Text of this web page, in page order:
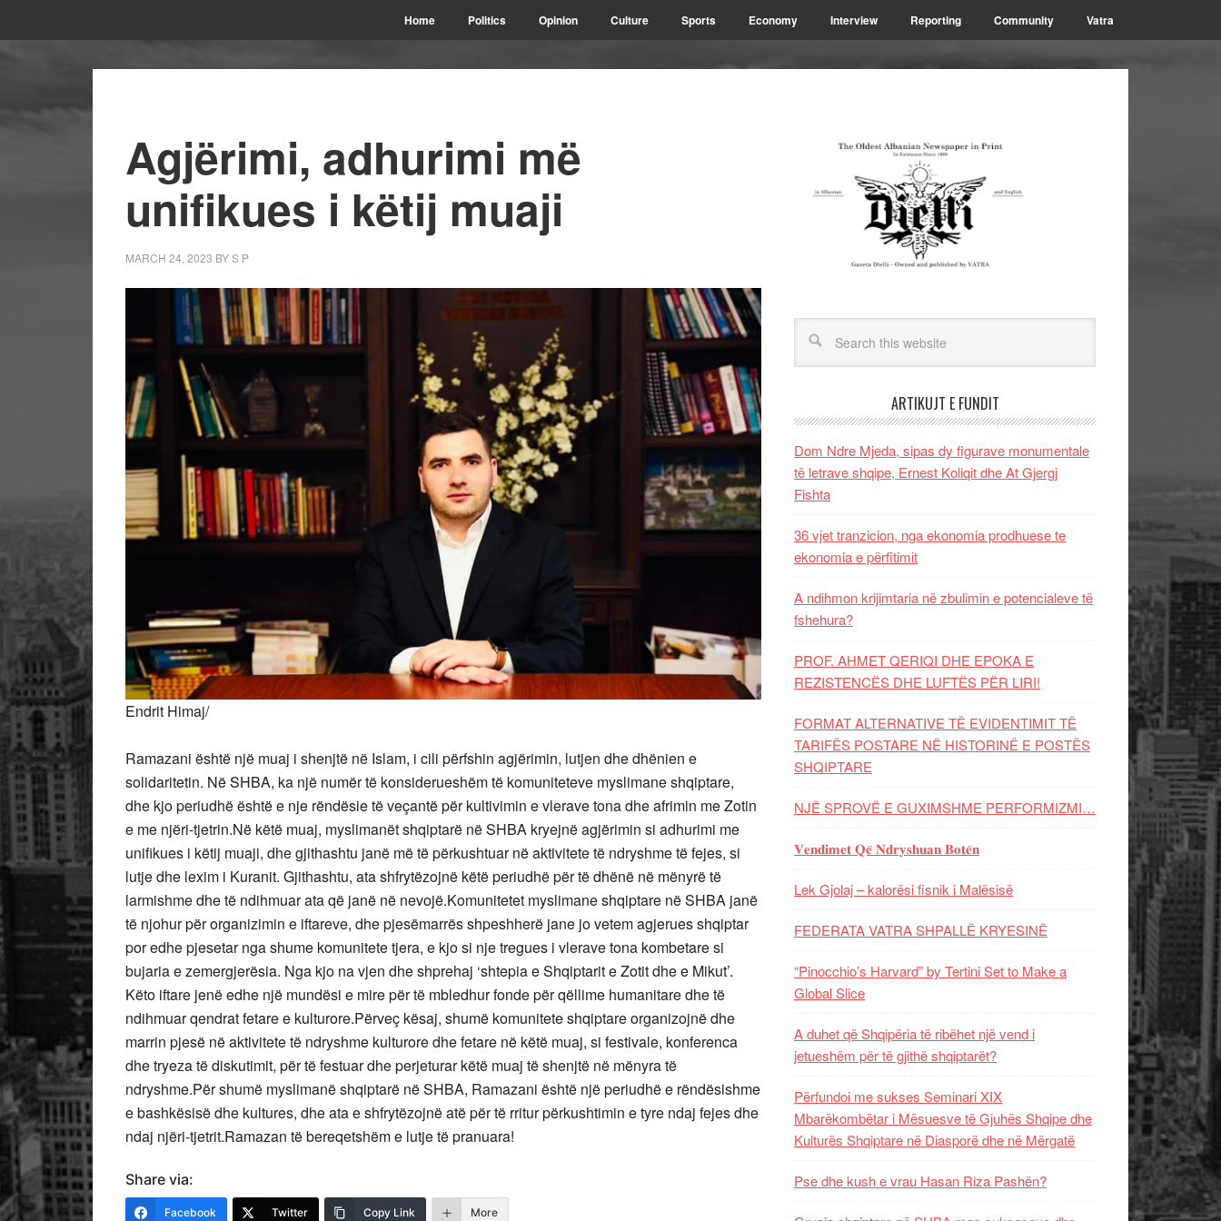
Home Politics Opinion Culture Sports Economy Interview Reporting Community Vatra
Agjërimi, adhurimi më
unifikues i këtij muaji
MARCH 24, 2023 BYS P
Endrit Himaj/
Ramazani është një muaj i shenjtë në Islam, i cili përfshin agjërimin, lutjen dhe dhënien e
solidaritetin. Në SHBA, ka një numër të konsiderueshëm të komuniteteve myslimane shqiptare,
dhe kjo periudhë është e nje rëndësie të veçantë për kultivimin e vlerave tona dhe afrimin me Zotin
e me njëri-tjetrin.Në këtë muaj, myslimanët shqiptarë në SHBA kryejnë agjërimin si adhurimi me
unifikues i këtij muaji, dhe gjithashtu janë më të përkushtuar në aktivitete të ndryshme të fejes, si
lutje dhe lexim i Kuranit. Gjithashtu, ata shfrytëzojnë këtë periudhë për të dhënë në mënyrë të
larmishme dhe të ndihmuar ata që janë në nevojë.Komunitetet myslimane shqiptare në SHBA janë
të njohur për organizimin e iftareve, dhe pjesëmarrës shpeshherë jane jo vetem agjerues shqiptar
por edhe pjesetar nga shume komunitete tjera, e kjo si nje tregues i vlerave tona kombetare si
bujaria e zemergjerësia. Nga kjo na vjen dhe shprehaj ‘shtepia e Shqiptarit e Zotit dhe e Mikut’.
Këto iftare jenë edhe një mundësi e mire për të mbledhur fonde për qëllime humanitare dhe të
ndihmuar qendrat fetare e kulturore.Përveç kësaj, shumë komunitete shqiptare organizojnë dhe
marrin pjesë në aktivitete të ndryshme kulturore dhe fetare në këtë muaj, si festivale, konferenca
dhe tryeza të diskutimit, për të festuar dhe perjeturar këtë muaj të shenjtë në mënyra të
ndryshme.Për shumë myslimanë shqiptarë në SHBA, Ramazani është një periudhë e rëndësishme
e bashkësisë dhe kultures, dhe ata e shfrytëzojnë atë për të rritur përkushtimin e tyre ndaj fejes dhe
ndaj njëri-tjetrit.Ramazan të bereqetshëm e lutje të pranuara!
Share via:
Facebook Twitter Copy Link More
ARTIKUJT E FUNDIT
Dom Ndre Mjeda, sipas dy figurave monumentale
të letrave shqipe, Ernest Koliqit dhe At Gjergj
Fishta
36 vjet tranzicion, nga ekonomia prodhuese te
ekonomia e përfitimit
A ndihmon krijimtaria në zbulimin e potencialeve të
fshehura?
PROF. AHMET QERIQI DHE EPOKA E
REZISTENCЁS DHE LUFTЁS PЁR LIRI!
FORMAT ALTERNATIVE TË EVIDENTIMIT TË
TARIFËS POSTARE NË HISTORINË E POSTËS
SHQIPTARE
NJË SPROVË E GUXIMSHME PERFORMIZMI…
𝐕𝐞𝐧𝐝𝐢𝐦𝐞𝐭 𝐐𝐞̈ 𝐍𝐝𝐫𝐲𝐬𝐡𝐮𝐚𝐧 𝐁𝐨𝐭𝐞̈𝐧
Lek Gjolaj – kalorësi fisnik i Malësisë
FEDERATA VATRA SHPALLË KRYESINË
“Pinocchio’s Harvard” by Tertini Set to Make a
Global Slice
A duhet që Shqipëria të ribëhet një vend i
jetueshëm për të gjithë shqiptarët?
Përfundoi me sukses Seminari XIX
Mbarëkombëtar i Mësuesve të Gjuhës Shqipe dhe
Kulturës Shqiptare në Diasporë dhe në Mërgatë
Pse dhe kush e vrau Hasan Riza Pashën?